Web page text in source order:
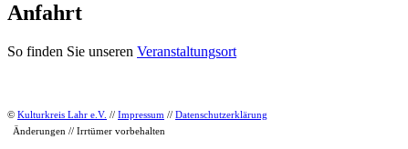
Anfahrt
So finden Sie unseren Veranstaltungsort
© Kulturkreis Lahr e.V. // Impressum // Datenschutzerklärung
Änderungen // Irrtümer vorbehalten